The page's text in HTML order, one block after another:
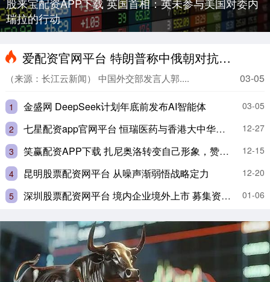
股来宝配资APP下载 英国首相：英未参与美国对委内
瑞拉的行动
爱配资官网平台 特朗普称中俄朝对抗美国？中方回应
03-05
（来源：长江云新闻） 中国外交部发言人郭....
1 金盛网 DeepSeek计划年底前发布AI智能体
03-05
2
七星配资app官网平台 恒瑞医药与香港大中华癌病基金会签署合作协议
12-27
3
笑赢配资APP下载 扎尼奥洛转变自己形象，赞美穆里尼奥，对罗马示好，渴望回归意大利国家队
12-15
4
昆明股票配资网平台 从噪声渐弱悟战略定力
12-20
5
深圳股票配资网平台 境内企业境外上市 募集资金应汇回境内 01-06